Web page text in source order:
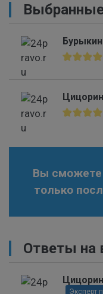
Вы сможете
только
Ответы на
Эксперт